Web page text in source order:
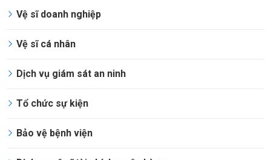
Dịch vụ
Vệ sĩ doanh nghiệp
Vệ sĩ cá nhân